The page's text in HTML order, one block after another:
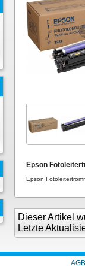
Epson
Epson
Dieser Artikel
Letzte
AGB